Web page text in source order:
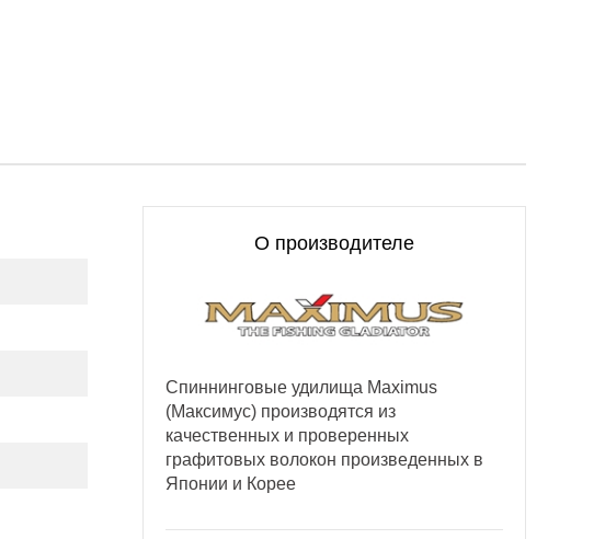
О производителе
Спиннинговые удилища Maximus
(Максимус) производятся из
качественных и проверенных
графитовых волокон произведенных в
Японии и Корее